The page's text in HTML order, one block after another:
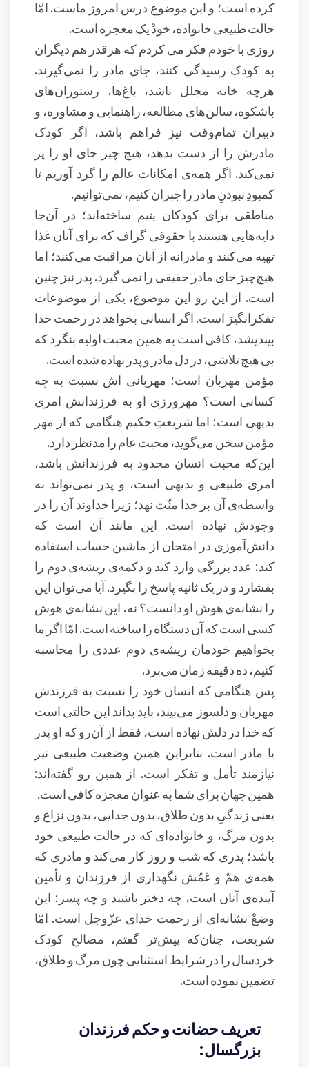
کرده است؛ و این موضوع درس امروز ماست. امّا
حالت طبیعی خانواده، خودْ یک معجزه است.
روزی با خودم فکر می کردم که هرقدر هم دیگران
به کودک رسیدگی کنند، جای مادر را نمی‌گیرند.
هرچه خانه مجلل باشد، باغ‌ها، رستوران‌های
باشکوه، سالن‌های مطالعه، راهنمایی و مشاوره، و
دبیران تمام‌وقت نیز فراهم باشد، اگر کودک
مادرش را از دست بدهد، هیچ چیز جای او را پر
نمی‌کند. اگر همه‌ی امکانات عالم را گرد آوریم تا
کمبودِ نبودنِ مادر را جبران کنیم، نمی‌توانیم.
مناطقی برای کودکان یتیم ساخته‌اند؛ در آن‌جا
دایه‌هایی هستند با حقوقی گزاف که برای آنان غذا
تهیه می‌کنند و مادرانه از آنان مراقبت می‌کنند؛ اما
هیچ‌چیز جای مادر حقیقی را نمی گیرد. پدر نیز چنین
است. از این رو این موضوع، یکی از موضوعات
تفکرانگیز است. اگر انسانی بخواهد در رحمت خدا
بیندیشد، کافی است به همین محبت اولیه بنگرد که
بی هیچ تلاشی، در دل مادر و پدر نهاده شده است.
مؤمن مهربان است؛ مهربانی اش نسبت به چه
کسانی است؟ مهرورزی او به فرزندانش امری
بدیهی است؛ اما شریعتِ حکیم هنگامی که از مهر
مؤمن سخن می‌گوید، محبت عام را مدنظر دارد.
این‌که محبت انسان محدود به فرزندانش باشد،
امری طبیعی و بدیهی است، و پدر نمی‌تواند به
واسطه‌ی آن بر خدا منّت نهد؛ زیرا خداوند آن را در
وجودش نهاده است. این مانند آن است که
دانش‌آموزی در امتحان از ماشین حساب استفاده
کند؛ عدد بزرگی وارد کند و دکمه‌ی ریشه‌ی دوم را
بفشارد و در یک ثانیه پاسخ را بگیرد. آیا می‌توان این
را نشانه‌ی هوش او دانست؟ نه، این نشانه‌ی هوش
کسی است که آن دستگاه را ساخته است. امّا اگر ما
بخواهیم خودمان ریشه‌ی دوم عددی را محاسبه
کنیم، ده دقیقه زمان می‌برد.
پس هنگامی که انسان خود را نسبت به فرزندش
مهربان و دلسوز می‌بیند، باید بداند این حالتی است
که خدا در دلش نهاده است، فقط از آن‌رو که او پدر
یا مادر است. بنابراین همین وضعیت طبیعی نیز
نیازمند تأمل و تفکر است. از همین رو گفته‌اند:
همین جهان برای شما به عنوان معجزه کافی است.
یعنی زندگیِ بدون طلاق، بدون جدایی، بدون نزاع و
بدون مرگ، و خانواده‌ای که در حالت طبیعی خود
باشد؛ پدری که شب و روز کار می‌کند و مادری که
همه‌ی همّ و غمّش نگهداری از فرزندان و تأمین
آینده‌ی آنان است، چه دختر باشند و چه پسر؛ این
وضعْ نشانه‌ای از رحمت خدای عزّوجل است. امّا
شریعت، چنان‌که پیش‌تر گفتم، مصالح کودک
خردسال را در شرایط استثنایی چون مرگ و طلاق،
تضمین نموده است.
تعریف حضانت و حکم فرزندان
بزرگسال: